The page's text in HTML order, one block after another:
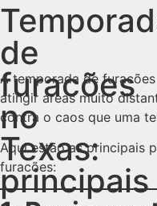
de
furacões
no
Texas:
principais
A temporada de
atingir áreas muito
contra o caos que uma
Aqui estão as principais
furacões: